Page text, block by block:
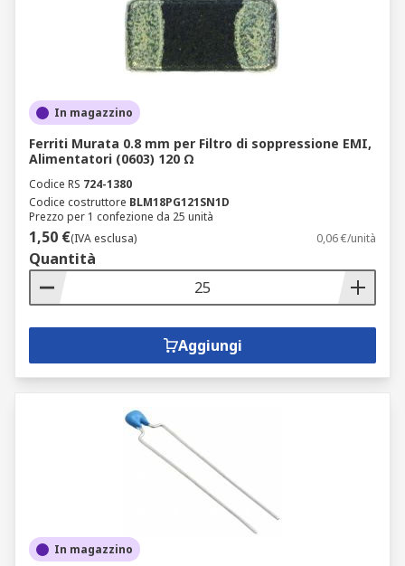
In magazzino
Ferriti Murata 0.8 mm per Filtro di soppressione EMI,
Alimentatori (0603) 120 Ω
Codice RS 724-1380
Codice costruttore BLM18PG121SN1D
Prezzo per 1 confezione da 25 unità
1,50 €(IVA esclusa) 0,06 €/unità
Quantità
Aggiungi
In magazzino